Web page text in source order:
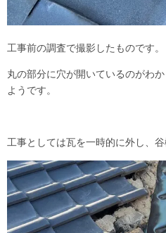
工事前の調査で撮影したものです。
丸の部分に穴が開いているのがわ
ようです。
工事としては瓦を一時的に外し、谷